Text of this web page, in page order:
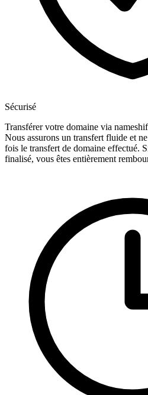
Sécurisé
Transférer votre domaine via
Nous assurons un transfert fluide et
fois le transfert de domaine effectué.
finalisé, vous êtes entièrement